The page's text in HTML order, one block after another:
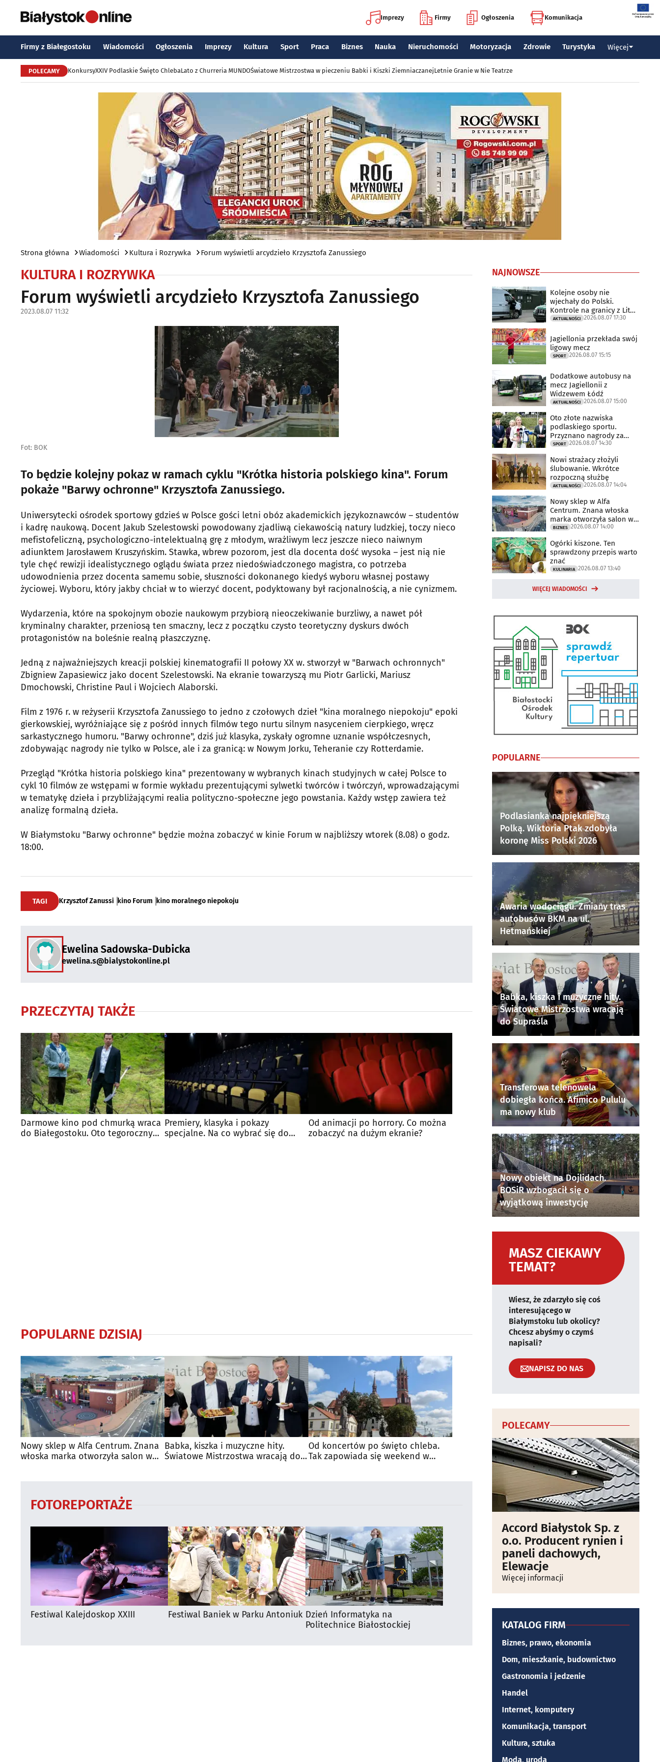
Imprezy Firmy Ogłoszenia Komunikacja
Firmy z Białegostoku Wiadomości Ogłoszenia Imprezy Kultura Sport Praca Biznes Nauka Nieruchomości Motoryzacja Zdrowie Turystyka Więcej
POLECAMY KonkursyXXIV Podlaskie Święto ChlebaLato z Churreria MUNDOŚwiatowe Mistrzostwa w pieczeniu Babki i Kiszki ZiemniaczanejLetnie Granie w Nie Teatrze
Strona główna Wiadomości Kultura i Rozrywka Forum wyświetli arcydzieło Krzysztofa Zanussiego
KULTURA I ROZRYWKA
Forum wyświetli arcydzieło Krzysztofa Zanussiego
2023.08.07 11:32
Fot: BOK
To będzie kolejny pokaz w ramach cyklu "Krótka historia polskiego kina". Forum
pokaże "Barwy ochronne" Krzysztofa Zanussiego.
Uniwersytecki ośrodek sportowy gdzieś w Polsce gości letni obóz akademickich językoznawców – studentów
i kadrę naukową. Docent Jakub Szelestowski powodowany zjadliwą ciekawością natury ludzkiej, toczy nieco
mefistofeliczną, psychologiczno-intelektualną grę z młodym, wrażliwym lecz jeszcze nieco naiwnym
adiunktem Jarosławem Kruszyńskim. Stawka, wbrew pozorom, jest dla docenta dość wysoka – jest nią nie
tyle chęć rewizji idealistycznego oglądu świata przez niedoświadczonego magistra, co potrzeba
udowodnienia przez docenta samemu sobie, słuszności dokonanego kiedyś wyboru własnej postawy
życiowej. Wyboru, który jakby chciał w to wierzyć docent, podyktowany był racjonalnością, a nie cynizmem.
Wydarzenia, które na spokojnym obozie naukowym przybiorą nieoczekiwanie burzliwy, a nawet pół
kryminalny charakter, przeniosą ten smaczny, lecz z początku czysto teoretyczny dyskurs dwóch
protagonistów na boleśnie realną płaszczyznę.
Jedną z najważniejszych kreacji polskiej kinematografii II połowy XX w. stworzył w "Barwach ochronnych"
Zbigniew Zapasiewicz jako docent Szelestowski. Na ekranie towarzyszą mu Piotr Garlicki, Mariusz
Dmochowski, Christine Paul i Wojciech Alaborski.
Film z 1976 r. w reżyserii Krzysztofa Zanussiego to jedno z czołowych dzieł "kina moralnego niepokoju" epoki
gierkowskiej, wyróżniające się z pośród innych filmów tego nurtu silnym nasyceniem cierpkiego, wręcz
sarkastycznego humoru. "Barwy ochronne", dziś już klasyka, zyskały ogromne uznanie współczesnych,
zdobywając nagrody nie tylko w Polsce, ale i za granicą: w Nowym Jorku, Teheranie czy Rotterdamie.
Przegląd "Krótka historia polskiego kina" prezentowany w wybranych kinach studyjnych w całej Polsce to
cykl 10 filmów ze wstępami w formie wykładu prezentującymi sylwetki twórców i twórczyń, wprowadzającymi
w tematykę dzieła i przybliżającymi realia polityczno-społeczne jego powstania. Każdy wstęp zawiera też
analizę formalną dzieła.
W Białymstoku "Barwy ochronne" będzie można zobaczyć w kinie Forum w najbliższy wtorek (8.08) o godz.
18:00.
TAGI Krzysztof Zanussi kino Forum kino moralnego niepokoju
Ewelina Sadowska-Dubicka
ewelina.s@bialystokonline.pl
PRZECZYTAJ TAKŻE
Darmowe kino pod chmurką wraca
do Białegostoku. Oto tegoroczny
Premiery, klasyka i pokazy
specjalne. Na co wybrać się do
Od animacji po horrory. Co można
zobaczyć na dużym ekranie?
POPULARNE DZISIAJ
Nowy sklep w Alfa Centrum. Znana
włoska marka otworzyła salon w
Babka, kiszka i muzyczne hity.
Światowe Mistrzostwa wracają do
Od koncertów po święto chleba.
Tak zapowiada się weekend w
FOTOREPORTAŻE
Festiwal Kalejdoskop XXIII Festiwal Baniek w Parku Antoniuk Dzień Informatyka na
Politechnice Białostockiej
NAJNOWSZE
Kolejne osoby nie
wjechały do Polski.
Kontrole na granicy z Litwą
trwają
AKTUALNOŚCI 2026.08.07 17:30
Jagiellonia przekłada swój
ligowy mecz
SPORT 2026.08.07 15:15
Dodatkowe autobusy na
mecz Jagiellonii z
Widzewem Łódź
AKTUALNOŚCI 2026.08.07 15:00
Oto złote nazwiska
podlaskiego sportu.
Przyznano nagrody za
2025 rok
SPORT 2026.08.07 14:30
Nowi strażacy złożyli
ślubowanie. Wkrótce
rozpoczną służbę
AKTUALNOŚCI 2026.08.07 14:04
Nowy sklep w Alfa
Centrum. Znana włoska
marka otworzyła salon w
Białymstoku
BIZNES 2026.08.07 14:00
Ogórki kiszone. Ten
sprawdzony przepis warto
znać
KULINARIA 2026.08.07 13:40
WIĘCEJ WIADOMOŚCI
POPULARNE
Podlasianka najpiękniejszą
Polką. Wiktoria Ptak zdobyła
koronę Miss Polski 2026
Awaria wodociągu. Zmiany tras
autobusów BKM na ul.
Hetmańskiej
Babka, kiszka i muzyczne hity.
Światowe Mistrzostwa wracają
do Supraśla
Transferowa telenowela
dobiegła końca. Afimico Pululu
ma nowy klub
Nowy obiekt na Dojlidach.
BOSiR wzbogacił się o
wyjątkową inwestycję
MASZ CIEKAWY
TEMAT?
Wiesz, że zdarzyło się coś
interesującego w
Białymstoku lub okolicy?
Chcesz abyśmy o czymś
napisali?
NAPISZ DO NAS
POLECAMY
Accord Białystok Sp. z
o.o. Producent rynien i
paneli dachowych,
Elewacje
Więcej informacji
KATALOG FIRM
Biznes, prawo, ekonomia
Dom, mieszkanie, budownictwo
Gastronomia i jedzenie
Handel
Internet, komputery
Komunikacja, transport
Kultura, sztuka
Moda, uroda